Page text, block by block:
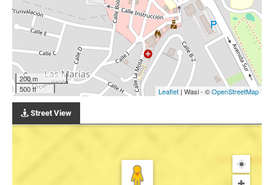
200 m
500 ft
Leaflet | Wasi - ©OpenStreetMap
Street View